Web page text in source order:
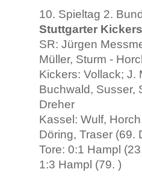
10. Spieltag 2.
Stuttgarter
SR: Jürgen
Müller, Sturm -
Kickers: Vollack; J.
Buchwald, Susser,
Dreher
Kassel: Wulf,
Döring, Traser (69.
Tore: 0:1 Hampl
1:3 Hampl (79. )